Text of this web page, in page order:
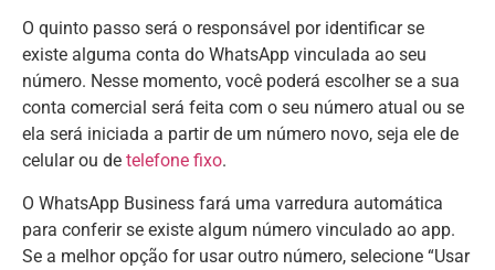
O quinto passo será o responsável por identificar se
existe alguma conta do WhatsApp vinculada ao seu
número. Nesse momento, você poderá escolher se a sua
conta comercial será feita com o seu número atual ou se
ela será iniciada a partir de um número novo, seja ele de
celular ou de telefone fixo.
O WhatsApp Business fará uma varredura automática
para conferir se existe algum número vinculado ao app.
Se a melhor opção for usar outro número, selecione “Usar